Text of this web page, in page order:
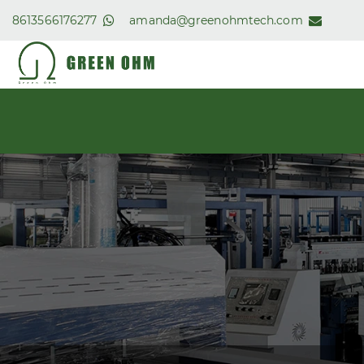
amanda@greenohmtech.com
8613566176277